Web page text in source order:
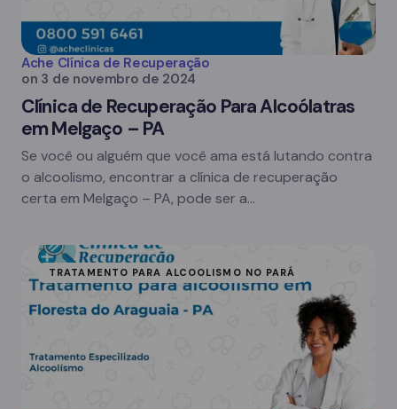
Ache Clínica de Recuperação
on 3 de novembro de 2024
Clínica de Recuperação Para Alcoólatras
em Melgaço – PA
Se você ou alguém que você ama está lutando contra
o alcoolismo, encontrar a clínica de recuperação
certa em Melgaço – PA, pode ser a…
TRATAMENTO PARA ALCOOLISMO NO PARÁ